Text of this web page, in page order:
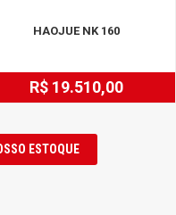
HAOJUE NK 160
R$ 19.510,00
ESTOQUE